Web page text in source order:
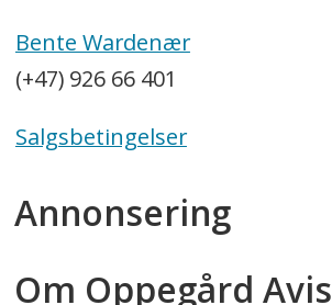
Bente Wardenær
(+47) 926 66 401
Salgsbetingelser
Annonsering
Om Oppegård Avis